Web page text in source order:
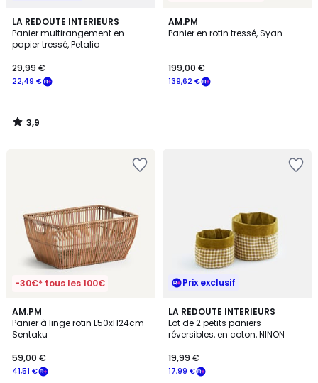
LA REDOUTE INTERIEURS
Panier multirangement en
papier tressé, Petalia
22,49 €
29,99 €
3,9
/ 5
3,9
/
AM.PM
Panier en rotin tressé, Syan
139,62 €
199,00 €
-30€* tous les 100€
AM.PM
Panier à linge rotin L50xH24cm
Sentaku
41,51 €
59,00 €
4,6
/ 5
Prix exclusif
LA REDOUTE INTERIEURS
Lot de 2 petits paniers
réversibles, en coton, NINON
17,99 €
19,99 €